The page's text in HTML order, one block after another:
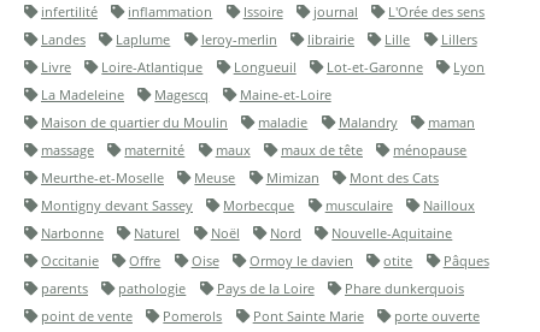
infertilité
inflammation Issoire journal
L'Orée des sens
Landes
Laplume leroy-merlin librairie Lille
Lillers
Livre
Loire-Atlantique Longueuil Lot-et-Garonne
Lyon
La Madeleine
Magescq
Maine-et-Loire
Maison de quartier du Moulin
maladie Malandry
maman
massage
maternité maux maux de tête
ménopause
Meurthe-et-Moselle
Meuse Mimizan
Mont des Cats
Montigny devant Sassey
Morbecque musculaire
Nailloux
Narbonne
Naturel Noël Nord
Nouvelle-Aquitaine
Occitanie
Offre Oise Ormoy le davien otite
Pâques
parents
pathologie Pays de la Loire
Phare dunkerquois
point de vente
Pomerols Pont Sainte Marie
porte ouverte